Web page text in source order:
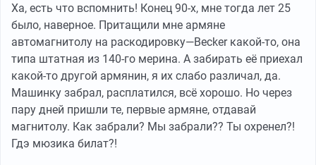
Ха, есть что вспомнить! Конец 90-х, мне тогда лет 25
было, наверное. Притащили мне армяне
автомагнитолу на раскодировку—Becker какой-то, она
типа штатная из 140-го мерина. А забирать её приехал
какой-то другой армянин, я их слабо различал, да.
Машинку забрал, расплатился, всё хорошо. Но через
пару дней пришли те, первые армяне, отдавай
магнитолу. Как забрали? Мы забрали?? Ты охренел?!
Гдэ мюзика билат?!